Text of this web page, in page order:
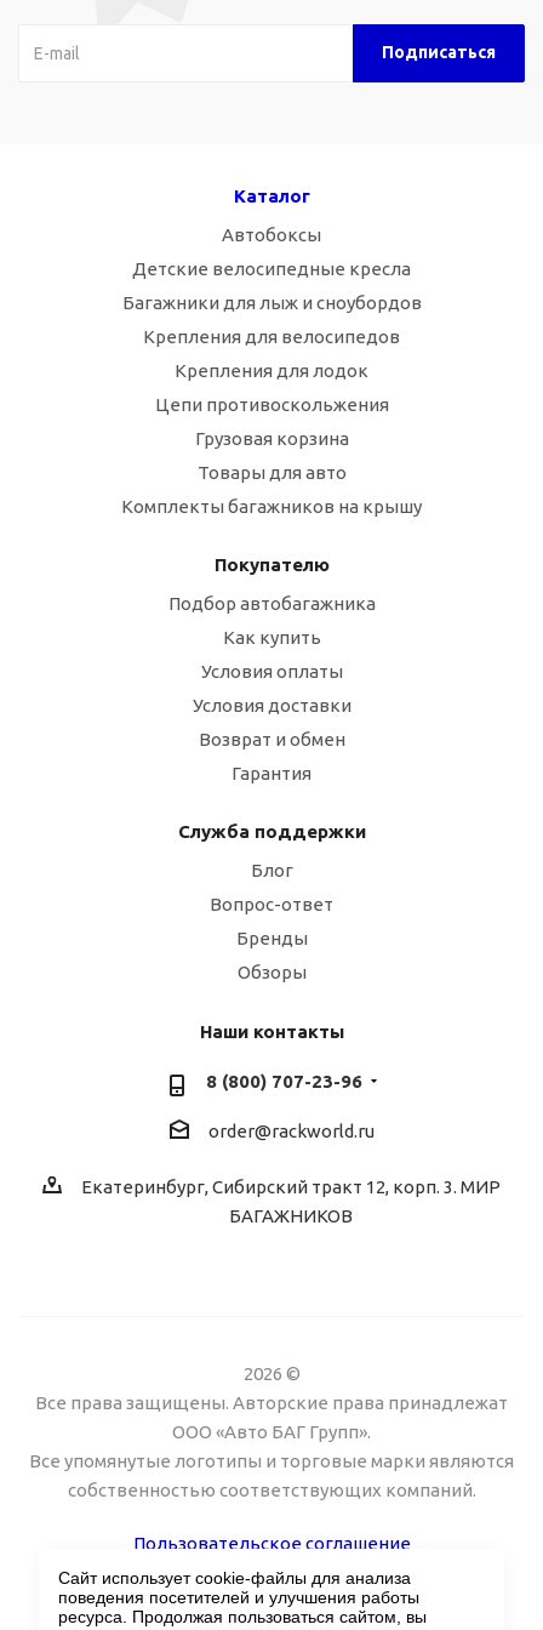
Каталог
Автобоксы
Детские велосипедные кресла
Багажники для лыж и сноубордов
Крепления для велосипедов
Крепления для лодок
Цепи противоскольжения
Грузовая корзина
Товары для авто
Комплекты багажников на крышу
Покупателю
Подбор автобагажника
Как купить
Условия оплаты
Условия доставки
Возврат и обмен
Гарантия
Служба поддержки
Блог
Вопрос-ответ
Бренды
Обзоры
Наши контакты
8 (800) 707-23-96
order@rackworld.ru
Екатеринбург, Сибирский тракт 12, корп. 3. МИР
БАГАЖНИКОВ
2026 ©
Все права защищены. Авторские права принадлежат
ООО «Авто БАГ Групп».
Все упомянутые логотипы и торговые марки являются
собственностью соответствующих компаний.
Пользовательское соглашение
Поддержка сайта Twin px
Сайт использует cookie-файлы для анализа
поведения посетителей и улучшения работы
ресурса. Продолжая пользоваться сайтом, вы